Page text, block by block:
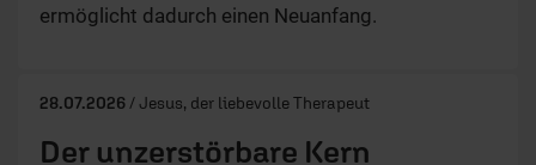
ermöglicht dadurch einen Neuanfang.
28.07.2026 / Jesus, der liebevolle Therapeut
Der unzerstörbare Kern